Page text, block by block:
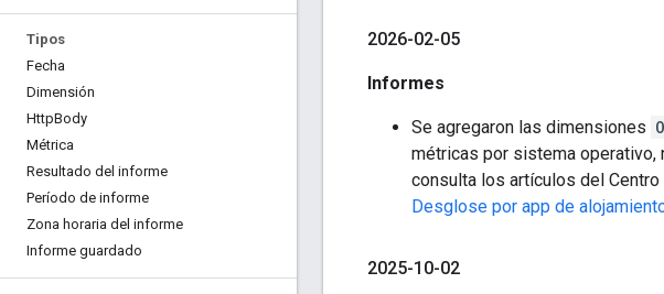
Tipos
Fecha
Dimensión
HttpBody
Métrica
Resultado del informe
Período de informe
Zona horaria del informe
Informe guardado
2026-02-05
Informes
Se agregaron las dimensiones
métricas por sistema operativo,
consulta los artículos del Centro
Desglose por app de
2025-10-02